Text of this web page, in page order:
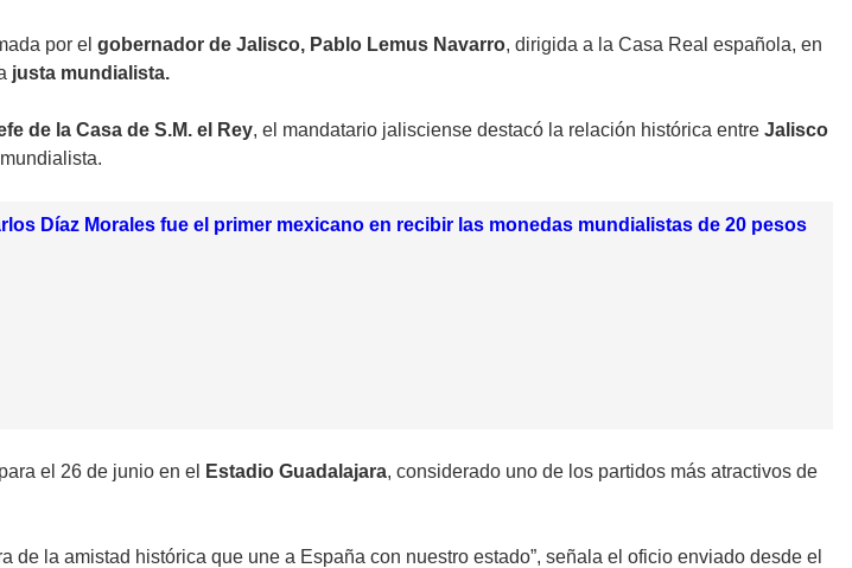
por el gobernador de Jalisco, Pablo Lemus Navarro, dirigida a la Casa Real española, en
justa mundialista.
de la Casa de S.M. el Rey, el mandatario jalisciense destacó la relación histórica entre Jalisco
Díaz Morales fue el primer mexicano en recibir las monedas mundialistas de 20 pesos
el 26 de junio en el Estadio Guadalajara, considerado uno de los partidos más atractivos de
la amistad histórica que une a España con nuestro estado”, señala el oficio enviado desde el